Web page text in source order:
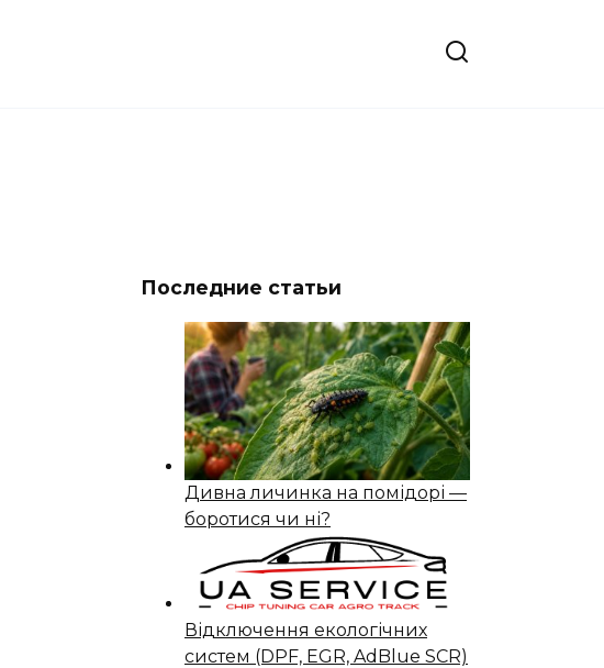
Последние статьи
Дивна личинка на помідорі —
боротися чи ні?
Відключення екологічних
систем (DPF, EGR, AdBlue SCR)